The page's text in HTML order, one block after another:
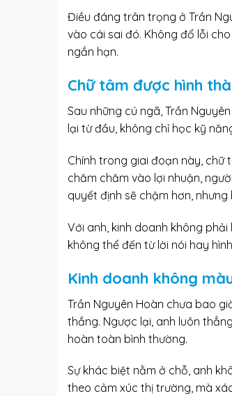
Điều đáng trân trọng ở Trần
vào cái sai đó. Không đổ lỗi
ngắn hạn.
Chữ tâm được hình
Sau những cú ngã, Trần
lại từ đầu, không chỉ học kỹ
Chính trong giai đoạn này, chữ
chăm chăm vào lợi nhuận,
quyết định sẽ chậm hơn, nhưng
Với anh, kinh doanh không
không thể đến từ lời nói hay
Kinh doanh không
Trần Nguyên Hoàn chưa bao
thắng. Ngược lại, anh luôn
hoàn toàn bình thường.
Sự khác biệt nằm ở chỗ, anh
theo cảm xúc thị trường, mà